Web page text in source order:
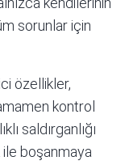
sorunlar için
özellikler,
kontrol
saldırganlığı
ile boşanmaya